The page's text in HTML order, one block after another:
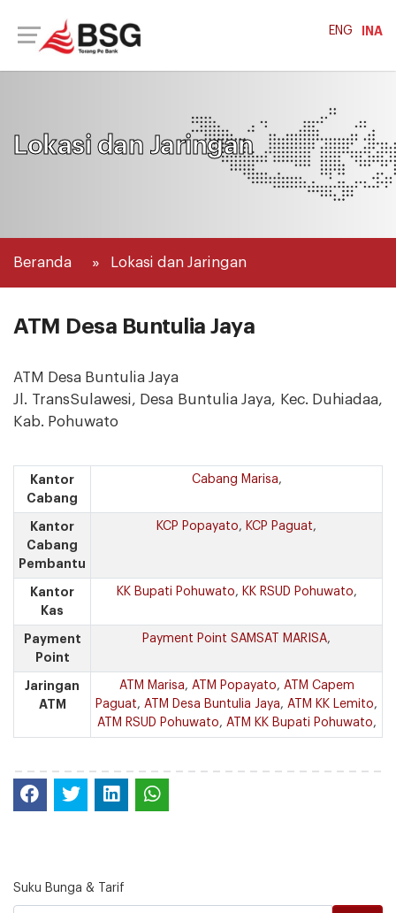
INA
ENG
Lokasi dan Jaringan
Beranda Lokasi dan Jaringan
ATM Desa Buntulia Jaya
ATM Desa Buntulia Jaya
Jl. TransSulawesi, Desa Buntulia Jaya, Kec. Duhiadaa,
Kab. Pohuwato
Kantor
Cabang
Cabang Marisa,
Kantor
Cabang
Pembantu
KCP Popayato, KCP Paguat,
Kantor
Kas
KK Bupati Pohuwato, KK RSUD Pohuwato,
Payment
Point
Payment Point SAMSAT MARISA,
Jaringan
ATM
ATM Marisa, ATM Popayato, ATM Capem
Paguat, ATM Desa Buntulia Jaya, ATM KK Lemito,
ATM RSUD Pohuwato, ATM KK Bupati Pohuwato,
Suku Bunga & Tarif